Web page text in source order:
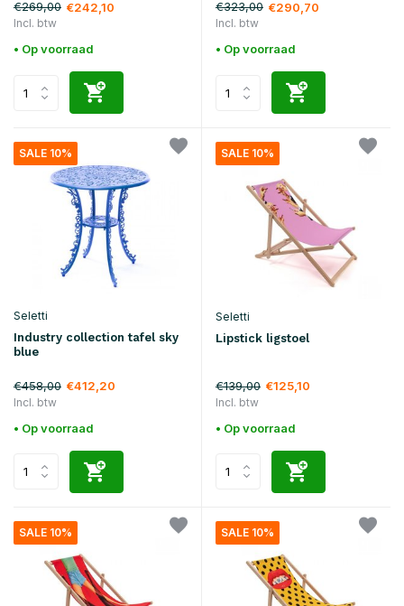
€269,00 €242,10
Incl. btw
• Op voorraad
€323,00 €290,70
Incl. btw
• Op voorraad
SALE 10%
Seletti
Industry collection tafel sky
blue
€458,00 €412,20
Incl. btw
• Op voorraad
SALE 10%
Seletti
Lipstick ligstoel
€139,00 €125,10
Incl. btw
• Op voorraad
SALE 10% SALE 10%